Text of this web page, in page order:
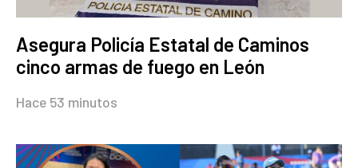
Asegura Policía Estatal de Caminos
cinco armas de fuego en León
Hace 53 minutos